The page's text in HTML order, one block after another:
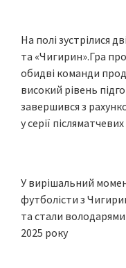
На полі зустрілися
та «Чигирин».Гра
обидві команди
високий рівень
завершився з
у серії
У вирішальний
футболісти з
та стали
2025 року